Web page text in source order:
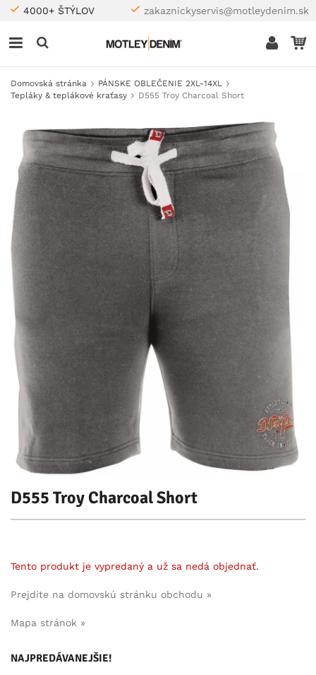
4000+ ŠTÝLOV zakaznickyservis@motleydenim.sk
Domovská stránka
PÁNSKE OBLEČENIE 2XL-14XL
Tepláky & teplákové kraťasy
D555 Troy Charcoal Short
D555 Troy Charcoal Short
Tento produkt je vypredaný a už sa nedá objednať.
Prejdite na domovskú stránku obchodu »
Mapa stránok »
NAJPREDÁVANEJŠIE!